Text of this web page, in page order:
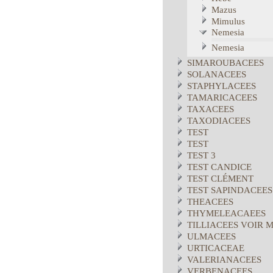
Mazus
Mimulus
Nemesia
Nemesia
SIMAROUBACEES
SOLANACEES
STAPHYLACEES
TAMARICACEES
TAXACEES
TAXODIACEES
TEST
TEST
TEST 3
TEST CANDICE
TEST CLÉMENT
TEST
THEACEES
THYMELEACAEES
TILLIACEES VOIR
ULMACEES
URTICACEAE
VALERIANACEES